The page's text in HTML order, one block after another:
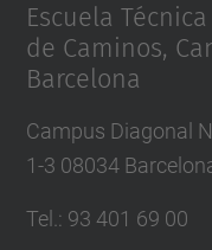
Escuela
de Caminos,
Barcelona
Campus Diagonal
1-3 08034
Tel. : 93 401 69 00